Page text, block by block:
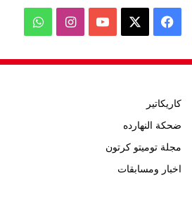
فيسبوك ‫YouTubeانستقرامواتساب
كاريكاتير
ضحكة النهارده
مجلة توميتو كرتون
اخبار ومسابقات